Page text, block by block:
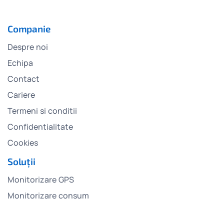
Companie
Despre noi
Echipa
Contact
Cariere
Termeni si conditii
Confidentialitate
Cookies
Soluții
Monitorizare GPS
Monitorizare consum